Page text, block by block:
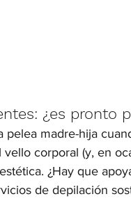
¿es pronto
pelea madre-hija
vello corporal (y, en
¿Hay que
de depilación